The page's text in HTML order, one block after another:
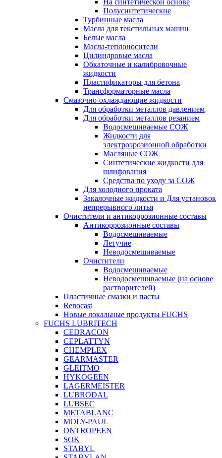
На синтетической основе
Полусинтетические
Турбинные масла
Масла для текстильных машин
Белые масла
Масла-теплоносители
Цилиндровые масла
Обкаточные и калибровочные
жидкости
Пластификаторы для бетона
Трансформаторные масла
Смазочно-охлаждающие жидкости
Для обработки металлов давлением
Для обработки металлов резанием
Водосмешиваемые СОЖ
Жидкости для
электроэрозионной обработки
Масляные СОЖ
Синтетические жидкости для
шлифования
Средства по уходу за СОЖ
Для холодного проката
Закалочные жидкости и Для установок
непрерывного литья
Очистители и антикоррозионные составы
Антикоррозионные составы
Водосмешиваемые
Летучие
Неводосмешиваемые
Очистители
Водосмешиваемые
Неводосмешиваемые (на основе
растворителей)
Пластичные смазки и пасты
Renocast
Новые локальные продукты FUCHS
FUCHS LUBRITECH
CEDRACON
CEPLATTYN
CHEMPLEX
GEARMASTER
GLEITMO
HYKOGEEN
LAGERMEISTER
LUBRODAL
LUBSEC
METABLANC
MOLY-PAUL
ONTROPEEN
SOK
STABYL